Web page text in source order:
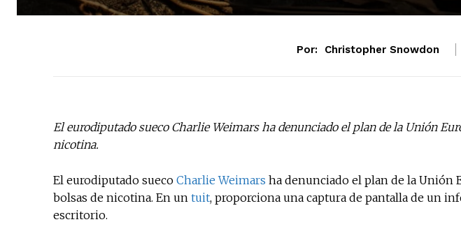
Por: Christopher Snowdon
El eurodiputado sueco Charlie Weimars ha denunciado el plan de la Unión
nicotina.
El eurodiputado sueco Charlie Weimars ha denunciado el plan de la Unión
bolsas de nicotina. En un tuit, proporciona una captura de pantalla de un
escritorio.